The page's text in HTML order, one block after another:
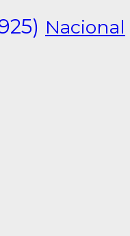
Nacional